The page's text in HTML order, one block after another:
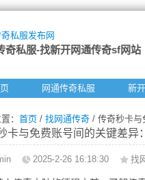
私服发布网
奇私服-找新开网通传奇sf网站
网通传奇私服 新
： 首页 / 找网通传奇 / 传奇秒卡与
卡与免费账号间的关键差异
2025-2-26 16:18:30 找